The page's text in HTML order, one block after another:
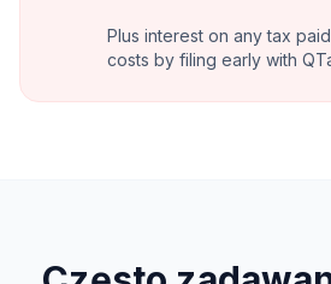
Plus interest on any tax
costs by filing early with